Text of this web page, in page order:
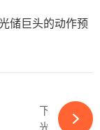
储巨头的动作预
下一篇
光储“黑科技”加持！特斯拉电动皮卡开始交付-ky体育APP官网下载